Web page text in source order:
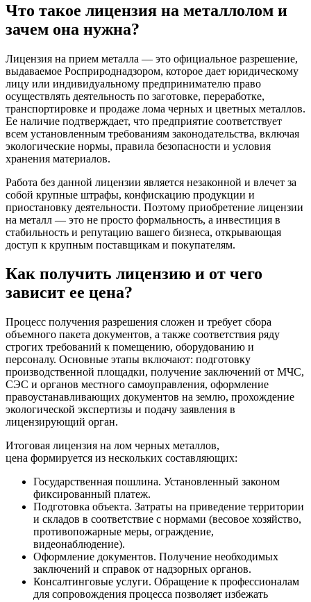
Что такое лицензия на металлолом и
зачем она нужна?
Лицензия на прием металла — это официальное разрешение,
выдаваемое Росприроднадзором, которое дает юридическому
лицу или индивидуальному предпринимателю право
осуществлять деятельность по заготовке, переработке,
транспортировке и продаже лома черных и цветных металлов.
Ее наличие подтверждает, что предприятие соответствует
всем установленным требованиям законодательства, включая
экологические нормы, правила безопасности и условия
хранения материалов.
Работа без данной лицензии является незаконной и влечет за
собой крупные штрафы, конфискацию продукции и
приостановку деятельности. Поэтому приобретение лицензии
на металл — это не просто формальность, а инвестиция в
стабильность и репутацию вашего бизнеса, открывающая
доступ к крупным поставщикам и покупателям.
Как получить лицензию и от чего
зависит ее цена?
Процесс получения разрешения сложен и требует сбора
объемного пакета документов, а также соответствия ряду
строгих требований к помещению, оборудованию и
персоналу. Основные этапы включают: подготовку
производственной площадки, получение заключений от МЧС,
СЭС и органов местного самоуправления, оформление
правоустанавливающих документов на землю, прохождение
экологической экспертизы и подачу заявления в
лицензирующий орган.
Итоговая лицензия на лом черных металлов,
цена формируется из нескольких составляющих:
Государственная пошлина. Установленный законом
фиксированный платеж.
Подготовка объекта. Затраты на приведение территории
и складов в соответствие с нормами (весовое хозяйство,
противопожарные меры, ограждение,
видеонаблюдение).
Оформление документов. Получение необходимых
заключений и справок от надзорных органов.
Консалтинговые услуги. Обращение к профессионалам
для сопровождения процесса позволяет избежать